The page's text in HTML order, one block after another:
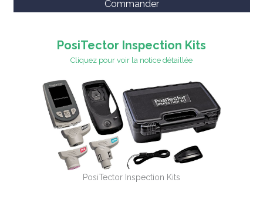
Commander
PosiTector Inspection Kits
Cliquez pour voir la notice détaillée
PosiTector Inspection Kits